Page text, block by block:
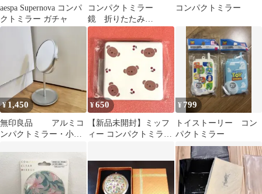
aespa Supernova コンパ
クトミラー ガチャ
コンパクトミラー
鏡 折りたたみ
式 拡大鏡付き
コンパクトミラー
¥ 1,450
無印良品 アルミコ
ンパクトミラー・小
¥650
【新品未開封】ミッフ
ィー コンパクトミラー
¥ 799
トイストーリー コン
パクトミラー